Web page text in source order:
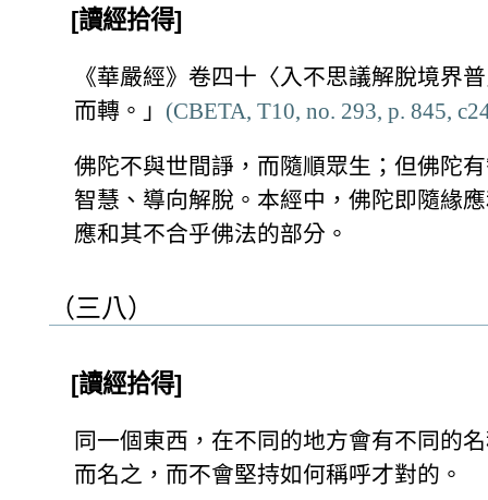
[讀經拾得]
《華嚴經》卷四十〈入不思議解脫境
而轉。」 (CBETA, T10, no. 293, p. 845,
佛陀不與世間諍，而隨順眾生；但佛陀
智慧、導向解脫。本經中，佛陀即隨緣
應和其不合乎佛法的部分。
（三八）
[讀經拾得]
同一個東西，在不同的地方會有不同的
而名之，而不會堅持如何稱呼才對的。